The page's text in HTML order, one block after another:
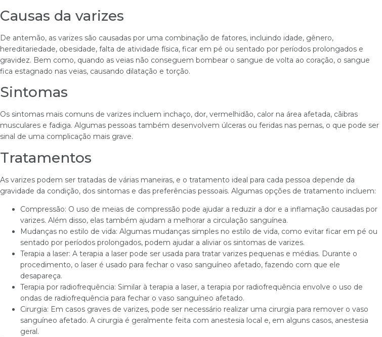
Causas da varizes
De antemão, as varizes são causadas por uma combinação de fatores, incluindo idade, gênero,
hereditariedade, obesidade, falta de atividade física, ficar em pé ou sentado por períodos prolongados e
gravidez. Bem como, quando as veias não conseguem bombear o sangue de volta ao coração, o sangue
fica estagnado nas veias, causando dilatação e torção.
Sintomas
Os sintomas mais comuns de varizes incluem inchaço, dor, vermelhidão, calor na área afetada, cãibras
musculares e fadiga. Algumas pessoas também desenvolvem úlceras ou feridas nas pernas, o que pode ser
sinal de uma complicação mais grave.
Tratamentos
As varizes podem ser tratadas de várias maneiras, e o tratamento ideal para cada pessoa depende da
gravidade da condição, dos sintomas e das preferências pessoais. Algumas opções de tratamento incluem:
Compressão: O uso de meias de compressão pode ajudar a reduzir a dor e a inflamação causadas por
varizes. Além disso, elas também ajudam a melhorar a circulação sanguínea.
Mudanças no estilo de vida: Algumas mudanças simples no estilo de vida, como evitar ficar em pé ou
sentado por períodos prolongados, podem ajudar a aliviar os sintomas de varizes.
Terapia a laser: A terapia a laser pode ser usada para tratar varizes pequenas e médias. Durante o
procedimento, o laser é usado para fechar o vaso sanguíneo afetado, fazendo com que ele
desapareça.
Terapia por radiofrequência: Similar à terapia a laser, a terapia por radiofrequência envolve o uso de
ondas de radiofrequência para fechar o vaso sanguíneo afetado.
Cirurgia: Em casos graves de varizes, pode ser necessário realizar uma cirurgia para remover o vaso
sanguíneo afetado. A cirurgia é geralmente feita com anestesia local e, em alguns casos, anestesia
geral.